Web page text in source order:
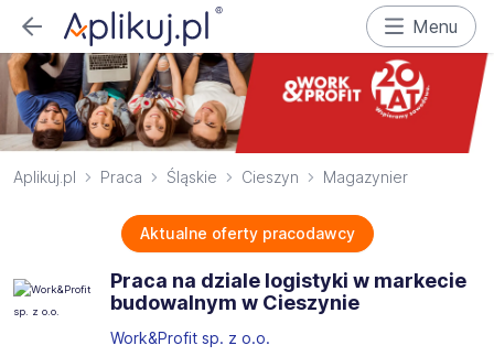
Menu
Aplikuj.pl Praca Śląskie Cieszyn Magazynier
Aktualne oferty pracodawcy
Praca na dziale logistyki w markecie
budowalnym w Cieszynie
Work&Profit sp. z o.o.